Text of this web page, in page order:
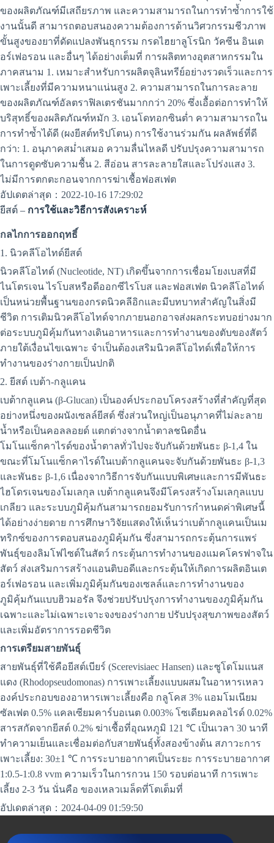
ของผลิตภัณฑ์มีเสถียรภาพ และความสามารถในการทำซ้ำการใช้
งานนั้นดี สามารถตอบสนองความต้องการด้านวิศวกรรมชีวภาพ
ขั้นสูงของยาที่ดัดแปลงพันธุกรรม กรดไฮยาลูโรนิก วัคซีน อินเต
อร์เฟอรอน และอื่นๆ ได้อย่างเต็มที่ การผลิตทางอุตสาหกรรมใน
ภาคสนาม 1. เหมาะสำหรับการผลิตจุลินทรีย์อย่างรวดเร็วและการ
เพาะเลี้ยงที่มีความหนาแน่นสูง 2. ความสามารถในการละลาย
ของผลิตภัณฑ์อัลตราฟิลเตรชันมากกว่า 20% ซึ่งเอื้อต่อการทำให้
บริสุทธิ์ของผลิตภัณฑ์หมัก 3. เอนโดทอกซินต่ำ ความสามารถใน
การทำซ้ำได้ดี (ผงยีสต์ทริปโตน) การใช้งานร่วมกัน ผลลัพธ์ที่ดี
กว่า: 1. อนุภาคสม่ำเสมอ ความลื่นไหลดี ปรับปรุงความสามารถ
ในการดูดซับความชื้น 2. สีอ่อน สารละลายใสและโปร่งแสง 3.
ไม่มีการตกตะกอนจากการฆ่าเชื้อฟอสเฟต
อัปเดตล่าสุด：2022-10-16 17:29:02
ยีสต์ – การใช้และวิธีการสังเคราะห์
กลไกการออกฤทธิ์
1. นิวคลีโอไทด์ยีสต์
นิวคลีโอไทด์ (Nucleotide, NT) เกิดขึ้นจากการเชื่อมโยงเบสที่มี
ไนโตรเจน ไรโบสหรือดีออกซีไรโบส และฟอสเฟต นิวคลีโอไทด์
เป็นหน่วยพื้นฐานของกรดนิวคลีอิกและมีบทบาทสำคัญในสิ่งมี
ชีวิต การเติมนิวคลีโอไทด์จากภายนอกอาจส่งผลกระทบอย่างมาก
ต่อระบบภูมิคุ้มกันทางเดินอาหารและการทำงานของตับของสัตว์
ภายใต้เงื่อนไขเฉพาะ จำเป็นต้องเสริมนิวคลีโอไทด์เพื่อให้การ
ทำงานของร่างกายเป็นปกติ
2. ยีสต์ เบต้า-กลูแคน
เบต้ากลูแคน (β-Glucan) เป็นองค์ประกอบโครงสร้างที่สำคัญที่สุด
อย่างหนึ่งของผนังเซลล์ยีสต์ ซึ่งส่วนใหญ่เป็นอนุภาคที่ไม่ละลาย
น้ำหรือเป็นคอลลอยด์ แตกต่างจากน้ำตาลชนิดอื่น
โมโนแซ็กคาไรด์ของน้ำตาลทั่วไปจะจับกันด้วยพันธะ β-1,4 ใน
ขณะที่โมโนแซ็กคาไรด์ในเบต้ากลูแคนจะจับกันด้วยพันธะ β-1,3
และพันธะ β-1,6 เนื่องจากวิธีการจับกันแบบพิเศษและการมีพันธะ
ไฮโดรเจนของโมเลกุล เบต้ากลูแคนจึงมีโครงสร้างโมเลกุลแบบ
เกลียว และระบบภูมิคุ้มกันสามารถยอมรับการกำหนดค่าพิเศษนี้
ได้อย่างง่ายดาย การศึกษาวิจัยแสดงให้เห็นว่าเบต้ากลูแคนเป็นเม
ทริกซ์ของการตอบสนองภูมิคุ้มกัน ซึ่งสามารถกระตุ้นการแพร่
พันธุ์ของลิมโฟไซต์ในสัตว์ กระตุ้นการทำงานของแมคโครฟาจใน
สัตว์ ส่งเสริมการสร้างแอนติบอดีและกระตุ้นให้เกิดการผลิตอินเต
อร์เฟอรอน และเพิ่มภูมิคุ้มกันของเซลล์และการทำงานของ
ภูมิคุ้มกันแบบฮิวมอรัล จึงช่วยปรับปรุงการทำงานของภูมิคุ้มกัน
เฉพาะและไม่เฉพาะเจาะจงของร่างกาย ปรับปรุงสุขภาพของสัตว์
และเพิ่มอัตราการรอดชีวิต
การเตรียมสายพันธุ์
สายพันธุ์ที่ใช้คือยีสต์เบียร์ (Scerevisiaec Hansen) และซูโดโมแนส
แดง (Rhodopseudomonas) การเพาะเลี้ยงแบบผสมในอาหารเหลว
องค์ประกอบของอาหารเพาะเลี้ยงคือ กลูโคส 3% แอมโมเนียม
ซัลเฟต 0.5% แคลเซียมคาร์บอเนต 0.003% โซเดียมคลอไรด์ 0.02%
สารสกัดจากยีสต์ 0.2% ฆ่าเชื้อที่อุณหภูมิ 121 ℃ เป็นเวลา 30 นาที
ทำความเย็นและเชื่อมต่อกับสายพันธุ์ทั้งสองข้างต้น สภาวะการ
เพาะเลี้ยง: 30±1 ℃ การระบายอากาศเป็นระยะ การระบายอากาศ
1:0.5-1:0.8 vvm ความเร็วในการกวน 150 รอบต่อนาที การเพาะ
เลี้ยง 2-3 วัน นั่นคือ ของเหลวเมล็ดที่โตเต็มที่
อัปเดตล่าสุด：2024-04-09 01:59:50